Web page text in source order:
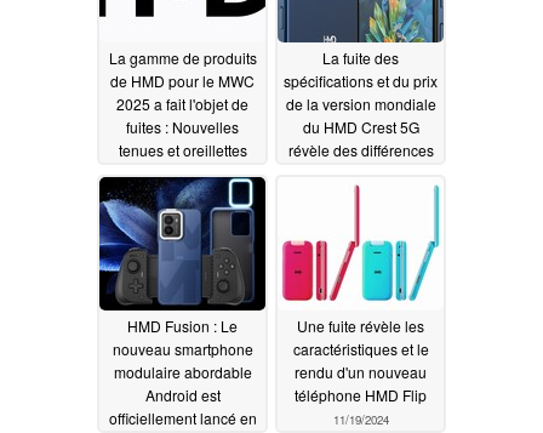
La gamme de produits
de HMD pour le MWC
2025 a fait l'objet de
fuites : Nouvelles
tenues et oreillettes
intelligentes Fusion
02/17/2025
La fuite des
spécifications et du prix
de la version mondiale
du HMD Crest 5G
révèle des différences
indienne
HMD Fusion : Le
nouveau smartphone
modulaire abordable
Android est
officiellement lancé en
Une fuite révèle les
caractéristiques et le
rendu d'un nouveau
téléphone HMD Flip
11/19/2024